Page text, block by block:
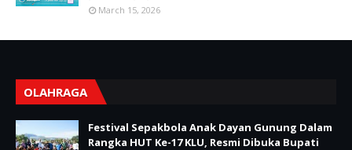
March 15, 2026
OLAHRAGA
Festival Sepakbola Anak Dayan Gunung Dalam
Rangka HUT Ke-17 KLU, Resmi Dibuka Bupati